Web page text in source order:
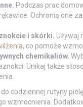
Podczas prac
Ochronią one
i skórki. Używaj
, co pomoże
chemikaliów.
Unikaj także
codziennej rutyny
wzmocnienia.